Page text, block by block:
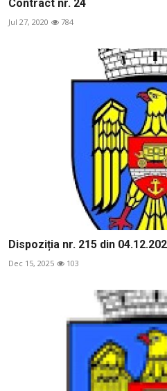
Contract nr. 24
Jul 27, 2020 784
Dispoziția nr. 215 din
Dec 15, 2025 103